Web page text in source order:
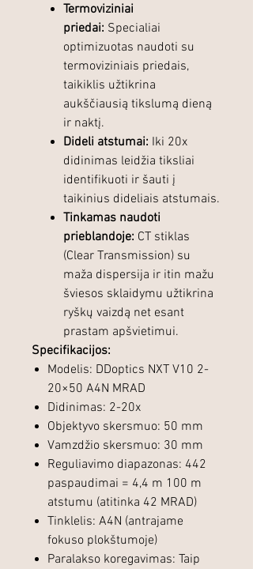
Termoviziniai
priedai: Specialiai
optimizuotas naudoti su
termoviziniais priedais,
taikiklis užtikrina
aukščiausią tikslumą dieną
ir naktį.
Dideli atstumai: Iki 20x
didinimas leidžia tiksliai
identifikuoti ir šauti į
taikinius dideliais atstumais.
Tinkamas naudoti
prieblandoje: CT stiklas
(Clear Transmission) su
maža dispersija ir itin mažu
šviesos sklaidymu užtikrina
ryškų vaizdą net esant
prastam apšvietimui.
Specifikacijos:
Modelis: DDoptics NXT V10 2-
20×50 A4N MRAD
Didinimas: 2-20x
Objektyvo skersmuo: 50 mm
Vamzdžio skersmuo: 30 mm
Reguliavimo diapazonas: 442
paspaudimai = 4,4 m 100 m
atstumu (atitinka 42 MRAD)
Tinklelis: A4N (antrajame
fokuso plokštumoje)
Paralakso koregavimas: Taip